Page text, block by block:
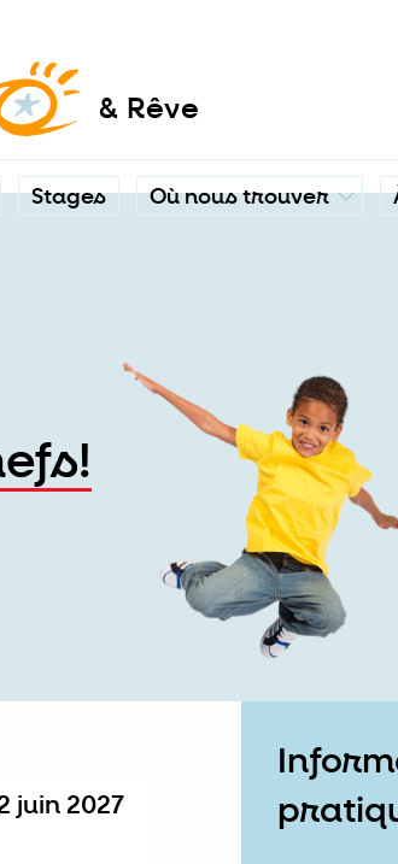
& Rêve
Stages Où nous trouver
juin 2027